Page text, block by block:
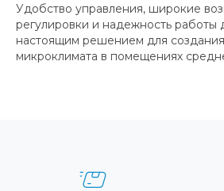
Удобство управления, широкие
регулировки и надежность работы
настоящим решением для
микроклимата в помещениях